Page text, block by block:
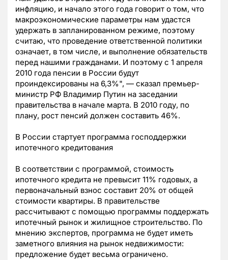
инфляцию, и начало этого года говорит о том, что
макроэкономические параметры нам удастся
удержать в запланированном режиме, поэтому
считаю, что проведение ответственной политики
означает, в том числе, и выполнение обязательств
перед нашими гражданами. И поэтому с 1 апреля
2010 года пенсии в России будут
проиндексированы на 6,3%", — сказал премьер-
министр РФ Владимир Путин на заседании
правительства в начале марта. В 2010 году, по
плану, рост пенсий должен составить 46%.
В России стартует программа господдержки
ипотечного кредитования
В соответствии с программой, стоимость
ипотечного кредита не превысит 11% годовых, а
первоначальный взнос составит 20% от общей
стоимости квартиры. В правительстве
рассчитывают с помощью программы поддержать
ипотечный рынок и жилищное строительство. По
мнению экспертов, программа не будет иметь
заметного влияния на рынок недвижимости:
предложение будет весьма ограничено.